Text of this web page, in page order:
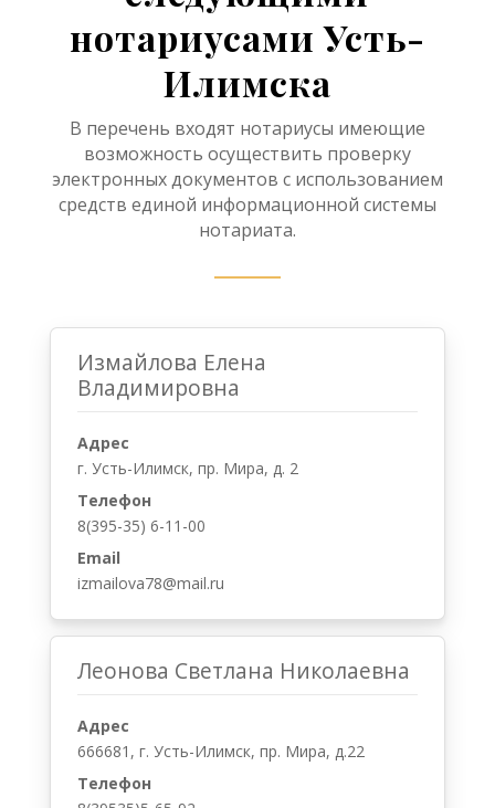
нотариусами Усть-
Илимска
В перечень входят нотариусы имеющие
возможность осуществить проверку
электронных документов с использованием
средств единой информационной системы
нотариата.
Измайлова Елена
Владимировна
Адрес
г. Усть-Илимск, пр. Мира, д. 2
Телефон
8(395-35) 6-11-00
Email
izmailova78@mail.ru
Леонова Светлана Николаевна
Адрес
666681, г. Усть-Илимск, пр. Мира, д.22
Телефон